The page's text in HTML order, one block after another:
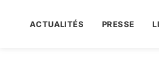
ACTUALITÉS PRESSE